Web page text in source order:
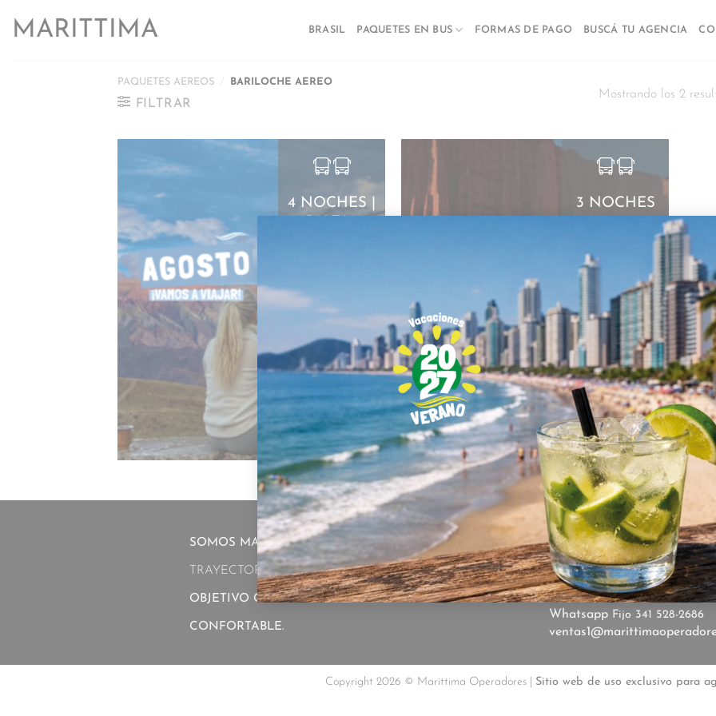
MARITTIMA BRASIL PAQUETES EN BUS FORMAS DE PAGO BUSCÁ TU AGENCIA
PAQUETES AEREOS / BARILOCHE AEREO
FILTRAR
Mostrando los 2
4 NOCHES |
NORTE EXPRESS
SEPTIEMBRE
SALIDAS.
21 AGOSTO 19
SEPTIEMBRE
3 NOCHES
TALAMPAYA
UNICO –
SEPTIEMBRE
SALIDAS.
26 SEPTIEMBRE
SOMOS MARITTIMA OPERADORES,CON 30 AÑOS DE
TRAYECTORIA EN EL TURISMO.TENEMOS COMO
OBJETIVO GARANTIZAR UN SERVICIO CÁLIDO Y
CONFORTABLE.
CONTACTANOS
Rioja 1023 | Piso 1 Of. 1 |
Marittimadifusion
+549
Whatsapp Fijo 341 528-2686
Copyright 2026 © Marittima Operadores | Sitio web de uso exclusivo para